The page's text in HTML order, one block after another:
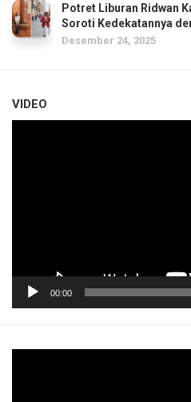
Potret Liburan Ridwan
Soroti Kedekatannya
Desember 24, 2025
VIDEO
00:00